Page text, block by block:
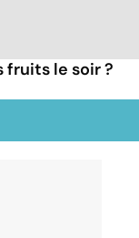
fruits le soir ?